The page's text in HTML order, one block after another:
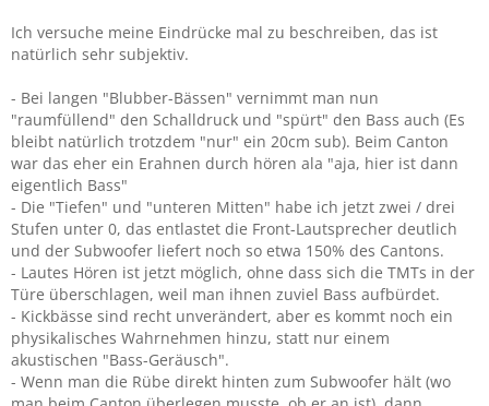
Ich versuche meine Eindrücke mal zu beschreiben, das ist
natürlich sehr subjektiv.
- Bei langen "Blubber-Bässen" vernimmt man nun
"raumfüllend" den Schalldruck und "spürt" den Bass auch (Es
bleibt natürlich trotzdem "nur" ein 20cm sub). Beim Canton
war das eher ein Erahnen durch hören ala "aja, hier ist dann
eigentlich Bass"
- Die "Tiefen" und "unteren Mitten" habe ich jetzt zwei / drei
Stufen unter 0, das entlastet die Front-Lautsprecher deutlich
und der Subwoofer liefert noch so etwa 150% des Cantons.
- Lautes Hören ist jetzt möglich, ohne dass sich die TMTs in der
Türe überschlagen, weil man ihnen zuviel Bass aufbürdet.
- Kickbässe sind recht unverändert, aber es kommt noch ein
physikalisches Wahrnehmen hinzu, statt nur einem
akustischen "Bass-Geräusch".
- Wenn man die Rübe direkt hinten zum Subwoofer hält (wo